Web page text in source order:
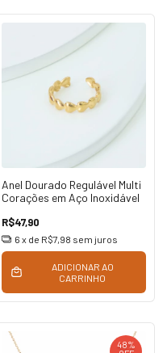
Anel Dourado Regulável Multi
Corações em Aço Inoxidável
R$47,90
6 x de R$7,98 sem juros
ADICIONAR AO
CARRINHO
48%